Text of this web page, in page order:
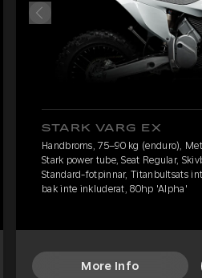
STARK VARG EX
Handbroms, 75–90 kg (enduro),
Stark power tube, Seat Regular,
Standard-fotpinnar, Titanbultsats
bak inte inkluderat, 80hp 'Alpha'
More Info